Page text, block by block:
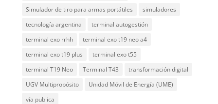
Simulador de tiro para armas portátiles
simuladores
tecnología argentina
terminal autogestión
terminal exo rrhh
terminal exo t19 neo a4
terminal exo t19 plus
terminal exo t55
terminal T19 Neo
Terminal T43
transformación digital
UGV Multipropósito
Unidad Móvil de Energía (UME)
vía publica